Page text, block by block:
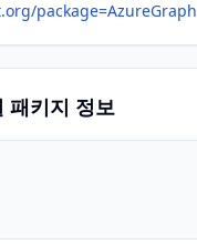
package=AzureGraph
패키지 정보